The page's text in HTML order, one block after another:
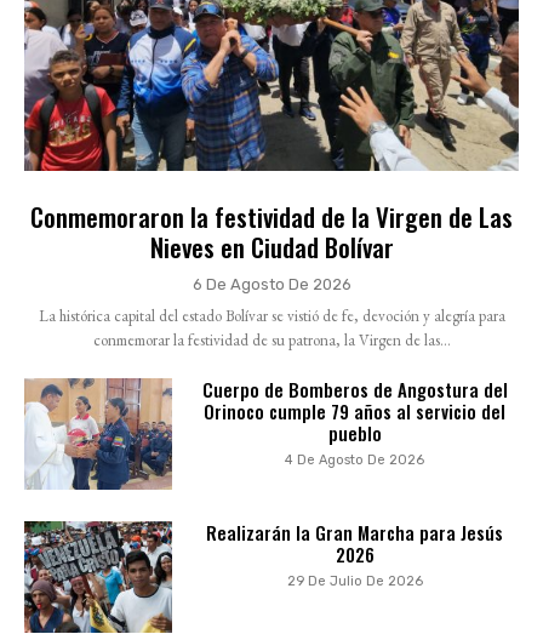
Conmemoraron la festividad de la Virgen de Las
Nieves en Ciudad Bolívar
6 De Agosto De 2026
La histórica capital del estado Bolívar se vistió de fe, devoción y alegría para
conmemorar la festividad de su patrona, la Virgen de las...
Cuerpo de Bomberos de Angostura del
Orinoco cumple 79 años al servicio del
pueblo
4 De Agosto De 2026
Realizarán la Gran Marcha para Jesús
2026
29 De Julio De 2026